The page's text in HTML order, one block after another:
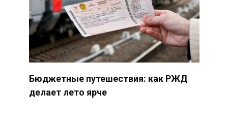
Бюджетные путешествия: как РЖД
делает лето ярче